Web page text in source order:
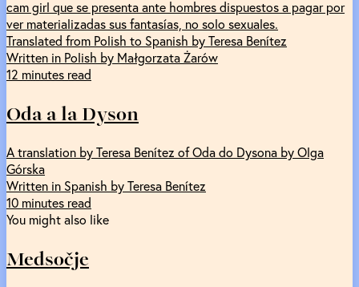
cam girl que se presenta ante hombres dispuestos a pagar por
ver materializadas sus fantasías, no solo sexuales.
Translated from Polish to Spanish by Teresa Benítez
Written in Polish by Małgorzata Żarów
12 minutes read
Oda a la Dyson
A translation by Teresa Benítez of Oda do Dysona by Olga
Górska
Written in Spanish by Teresa Benítez
10 minutes read
You might also like
Medsočje